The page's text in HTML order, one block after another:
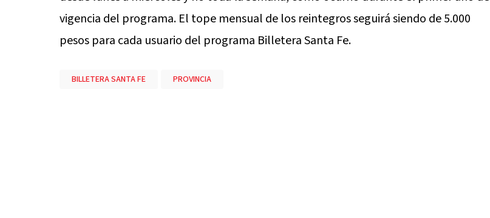
vigencia del programa. El tope mensual de los reintegros seguirá siendo de 5.000
pesos para cada usuario del programa Billetera Santa Fe.
BILLETERA SANTA FE PROVINCIA